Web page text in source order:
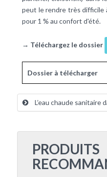
peut le rendre très difficile
pour 1 % au confort d'été.
→ Téléchargez le dossier
Dossier à télécharger
L’eau chaude sanitaire
PRODUITS